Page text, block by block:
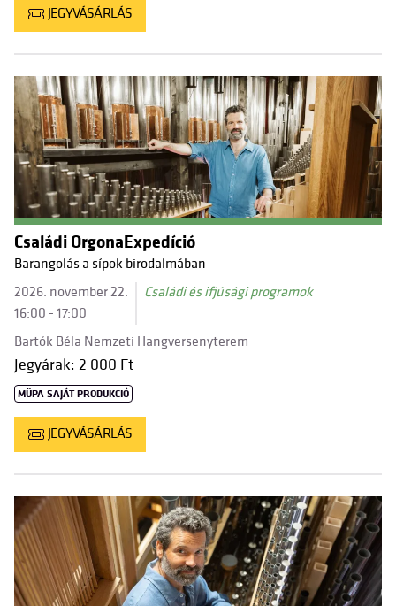
JEGYVÁSÁRLÁS
Családi OrgonaExpedíció
Barangolás a sípok birodalmában
2026. november 22.
16:00 - 17:00
Családi és ifjúsági programok
Bartók Béla Nemzeti Hangversenyterem
Jegyárak: 2 000 Ft
MÜPA SAJÁT PRODUKCIÓ
JEGYVÁSÁRLÁS